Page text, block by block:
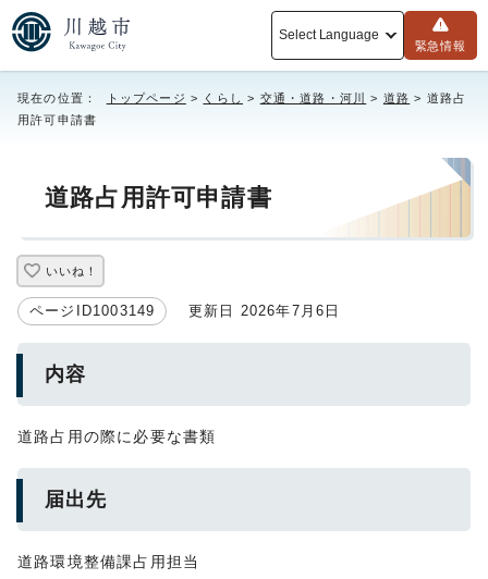
Select Language
緊急情報
現在の位置： トップページ > くらし > 交通・道路・河川 > 道路 > 道路占
用許可申請書
道路占用許可申請書
いいね！
ページID1003149 更新日 2026年7月6日
内容
道路占用の際に必要な書類
届出先
道路環境整備課占用担当